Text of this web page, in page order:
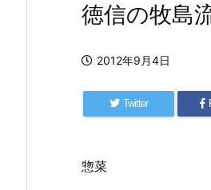
徳信の牧島
2012年9月4日
Twitter
惣菜